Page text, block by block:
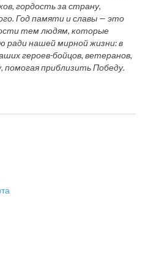
гордость за страну,
Год памяти и славы — это
тем людям, которые
ради нашей мирной жизни: в
героев-бойцов, ветеранов,
приблизить Победу.